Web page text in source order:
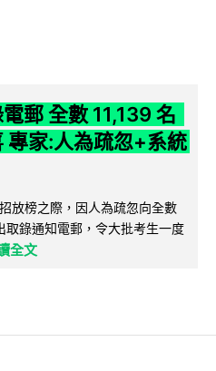
郵 全數 11,139 名
專家:人為疏忽+系統
放榜之際，因人為疏忽向全數
錄通知電郵，令大批考生一度
全文